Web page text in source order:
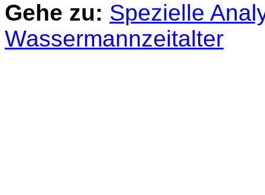
Gehe zu: Spezielle
Wassermannzeitalter